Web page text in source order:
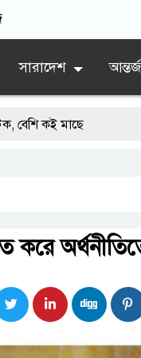
সারাদেশ
জাল জব্দ
করে